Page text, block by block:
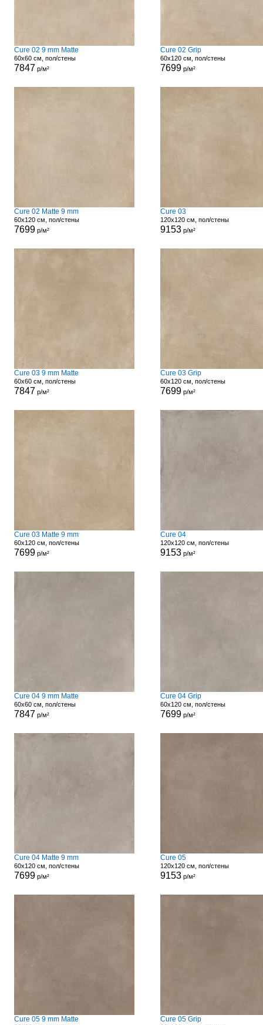
Cure 02 9 mm Matte
60x60 см, пол/стены
7847 р/м²
Cure 02 Grip
60x120 см, пол/стены
7699р/м²
Cure 02 Matte 9 mm
60x120 см, пол/стены
7699р/м²
Cure 03
120x120 см, пол/стены
9153р/м²
Cure 03 9 mm Matte
60x60 см, пол/стены
7847 р/м²
Cure 03 Grip
60x120 см, пол/стены
7699р/м²
Cure 03 Matte 9 mm
60x120 см, пол/стены
7699р/м²
Cure 04
120x120 см, пол/стены
9153р/м²
Cure 04 9 mm Matte
60x60 см, пол/стены
7847 р/м²
Cure 04 Grip
60x120 см, пол/стены
7699р/м²
Cure 04 Matte 9 mm
60x120 см, пол/стены
7699р/м²
Cure 05
120x120 см, пол/стены
9153р/м²
Cure 05 9 mm Matte Cure 05 Grip